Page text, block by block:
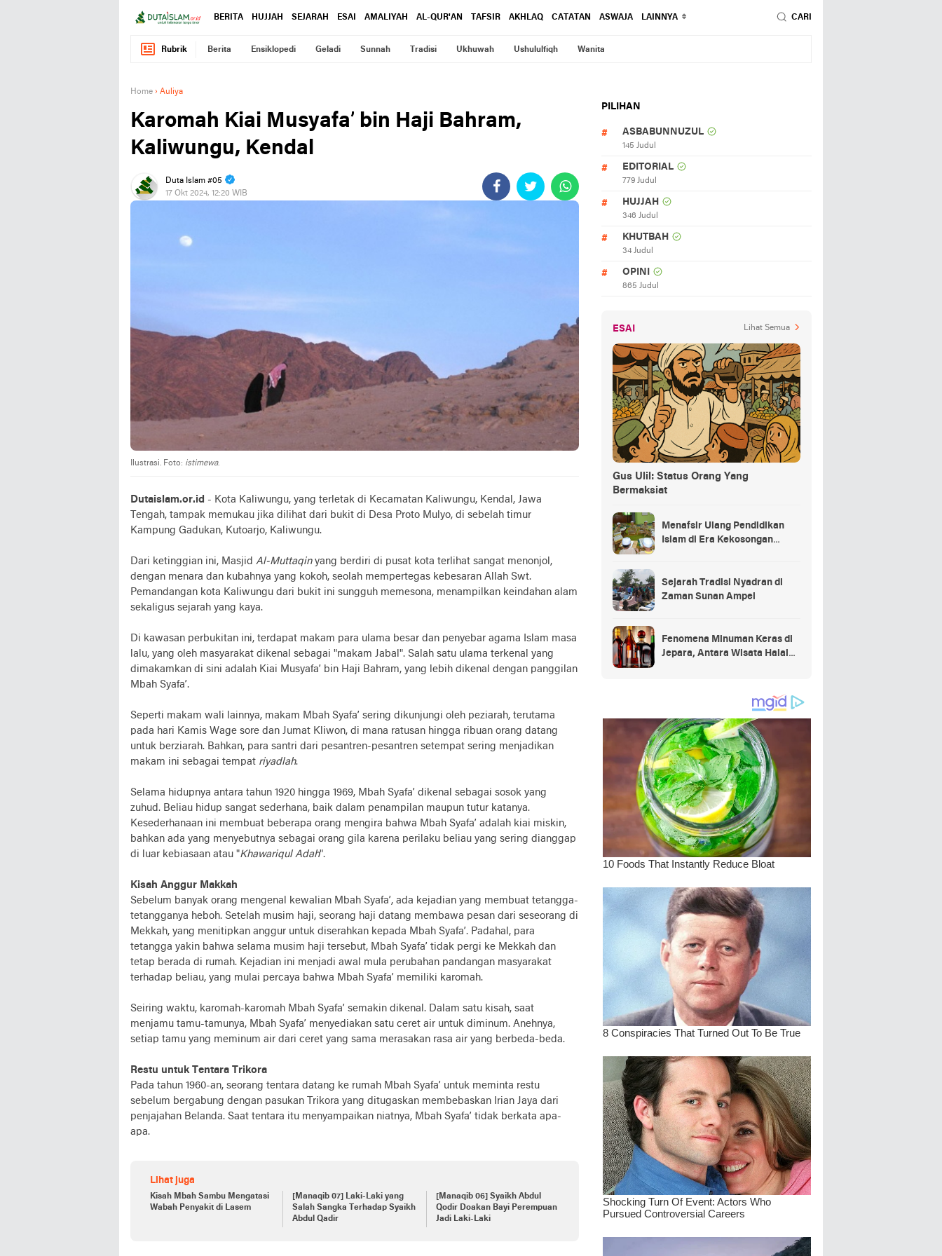
BERITA HUJJAH SEJARAH ESAI AMALIYAH AL-QUR'AN TAFSIR AKHLAQ CATATAN ASWAJA LAINNYA CARI
Rubrik Berita Ensiklopedi Geladi Sunnah Tradisi Ukhuwah Ushululfiqh Wanita
Home › Auliya
Karomah Kiai Musyafa’ bin Haji Bahram,
Kaliwungu, Kendal
Duta Islam #05
17 Okt 2024, 12:20 WIB
Ilustrasi. Foto: istimewa.
Dutaislam.or.id - Kota Kaliwungu, yang terletak di Kecamatan Kaliwungu, Kendal, Jawa
Tengah, tampak memukau jika dilihat dari bukit di Desa Proto Mulyo, di sebelah timur
Kampung Gadukan, Kutoarjo, Kaliwungu.
Dari ketinggian ini, Masjid Al-Muttaqinyang berdiri di pusat kota terlihat sangat menonjol,
dengan menara dan kubahnya yang kokoh, seolah mempertegas kebesaran Allah Swt.
Pemandangan kota Kaliwungu dari bukit ini sungguh memesona, menampilkan keindahan alam
sekaligus sejarah yang kaya.
Di kawasan perbukitan ini, terdapat makam para ulama besar dan penyebar agama Islam masa
lalu, yang oleh masyarakat dikenal sebagai "makam Jabal". Salah satu ulama terkenal yang
dimakamkan di sini adalah Kiai Musyafa’ bin Haji Bahram, yang lebih dikenal dengan panggilan
Mbah Syafa’.
Seperti makam wali lainnya, makam Mbah Syafa’ sering dikunjungi oleh peziarah, terutama
pada hari Kamis Wage sore dan Jumat Kliwon, di mana ratusan hingga ribuan orang datang
untuk berziarah. Bahkan, para santri dari pesantren-pesantren setempat sering menjadikan
makam ini sebagai tempat riyadlah.
Selama hidupnya antara tahun 1920 hingga 1969, Mbah Syafa’ dikenal sebagai sosok yang
zuhud. Beliau hidup sangat sederhana, baik dalam penampilan maupun tutur katanya.
Kesederhanaan ini membuat beberapa orang mengira bahwa Mbah Syafa’ adalah kiai miskin,
bahkan ada yang menyebutnya sebagai orang gila karena perilaku beliau yang sering dianggap
di luar kebiasaan atau "Khawariqul Adah".
Kisah Anggur Makkah
Sebelum banyak orang mengenal kewalian Mbah Syafa’, ada kejadian yang membuat tetangga-
tetangganya heboh. Setelah musim haji, seorang haji datang membawa pesan dari seseorang di
Mekkah, yang menitipkan anggur untuk diserahkan kepada Mbah Syafa’. Padahal, para
tetangga yakin bahwa selama musim haji tersebut, Mbah Syafa’ tidak pergi ke Mekkah dan
tetap berada di rumah. Kejadian ini menjadi awal mula perubahan pandangan masyarakat
terhadap beliau, yang mulai percaya bahwa Mbah Syafa’ memiliki karomah.
Seiring waktu, karomah-karomah Mbah Syafa’ semakin dikenal. Dalam satu kisah, saat
menjamu tamu-tamunya, Mbah Syafa’ menyediakan satu ceret air untuk diminum. Anehnya,
setiap tamu yang meminum air dari ceret yang sama merasakan rasa air yang berbeda-beda.
Restu untuk Tentara Trikora
Pada tahun 1960-an, seorang tentara datang ke rumah Mbah Syafa’ untuk meminta restu
sebelum bergabung dengan pasukan Trikora yang ditugaskan membebaskan Irian Jaya dari
penjajahan Belanda. Saat tentara itu menyampaikan niatnya, Mbah Syafa’ tidak berkata apa-
apa.
Lihat juga
Kisah Mbah Sambu Mengatasi
Wabah Penyakit di Lasem
[Manaqib 07] Laki-Laki yang
Salah Sangka Terhadap Syaikh
Abdul Qadir
[Manaqib 06] Syaikh Abdul
Qodir Doakan Bayi Perempuan
Jadi Laki-Laki
PILIHAN
ASBABUNNUZUL
145 Judul
EDITORIAL
779 Judul
HUJJAH
346 Judul
KHUTBAH
34 Judul
OPINI
865 Judul
ESAI Lihat Semua
Gus Ulil: Status Orang Yang
Bermaksiat
Menafsir Ulang Pendidikan
Islam di Era Kekosongan
Sejarah Tradisi Nyadran di
Zaman Sunan Ampel
Fenomena Minuman Keras di
Jepara, Antara Wisata Halal